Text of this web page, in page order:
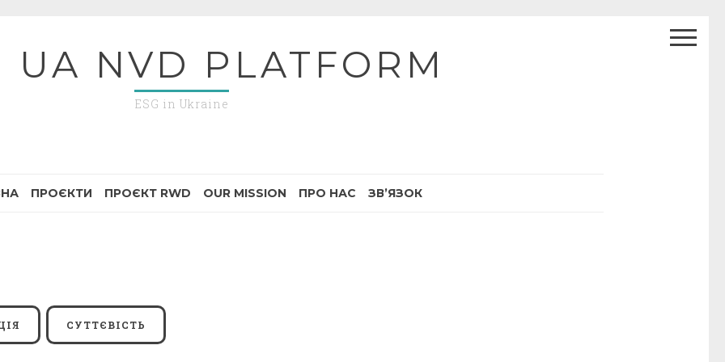
UA NVD PLATFORM
ESG in Ukraine
ПРОЄКТИ ПРОЄКТ RWD OUR MISSION ПРО НАС ЗВ’ЯЗОК
СУТТЄВІСТЬ